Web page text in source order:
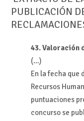
PUBLICACIÓN
43. Valoración
(…)
En la fecha que
Recursos
puntuaciones
concurso se